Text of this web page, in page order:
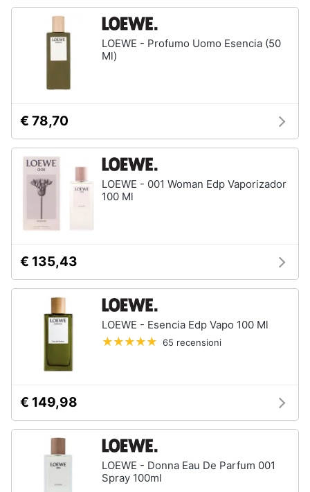
LOEWE - Profumo Uomo Esencia (50
Ml)
€ 78,70
LOEWE - 001 Woman Edp Vaporizador
100 Ml
€ 135,43
LOEWE - Esencia Edp Vapo 100 Ml
65 recensioni
€ 149,98
LOEWE - Donna Eau De Parfum 001
Spray 100ml